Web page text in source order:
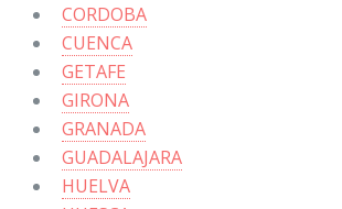
CORDOBA
CUENCA
GETAFE
GIRONA
GRANADA
GUADALAJARA
HUELVA